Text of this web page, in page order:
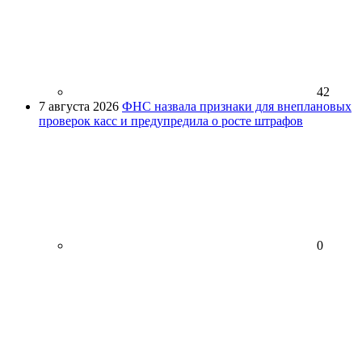
42
7 августа 2026 ФНС назвала признаки для внеплановых
проверок касс и предупредила о росте штрафов
0